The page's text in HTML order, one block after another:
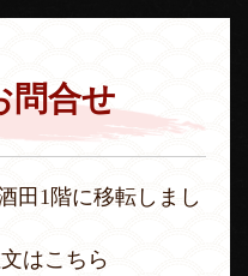
問合せ
田1階に移転しまし
はこちら